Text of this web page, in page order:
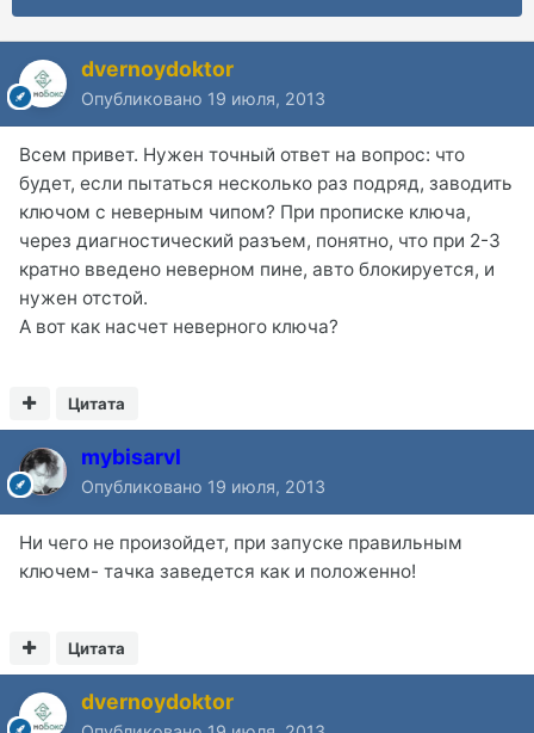
dvernoydoktor
Опубликовано 19 июля, 2013
Всем привет. Нужен точный ответ на вопрос: что
будет, если пытаться несколько раз подряд, заводить
ключом с неверным чипом? При прописке ключа,
через диагностический разъем, понятно, что при 2-3
кратно введено неверном пине, авто блокируется, и
нужен отстой.
А вот как насчет неверного ключа?
Цитата
mybisarvl
Опубликовано 19 июля, 2013
Ни чего не произойдет, при запуске правильным
ключем- тачка заведется как и положенно!
Цитата
dvernoydoktor